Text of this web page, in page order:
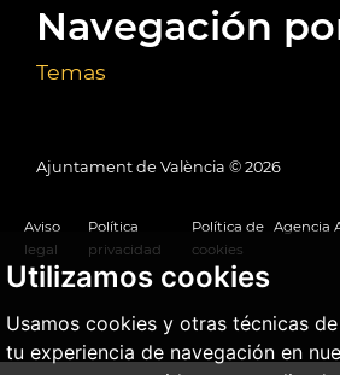
Utilizamos cookies
Usamos cookies y otras técnicas
tu experiencia de navegación en
Navegación
Temas
Ajuntament de València © 2026
Aviso
legal
Política
privacidad
Política de
cookies
Agencia